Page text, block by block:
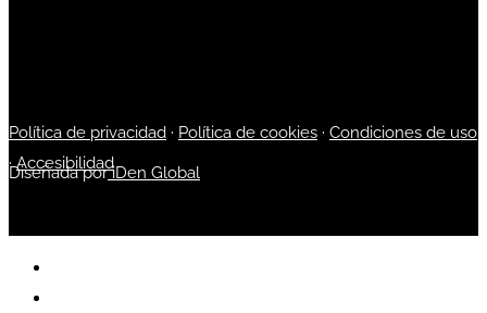
Política de privacidad · Política de cookies · Condiciones de uso
·Accesibilidad
Diseñada poriDen Global